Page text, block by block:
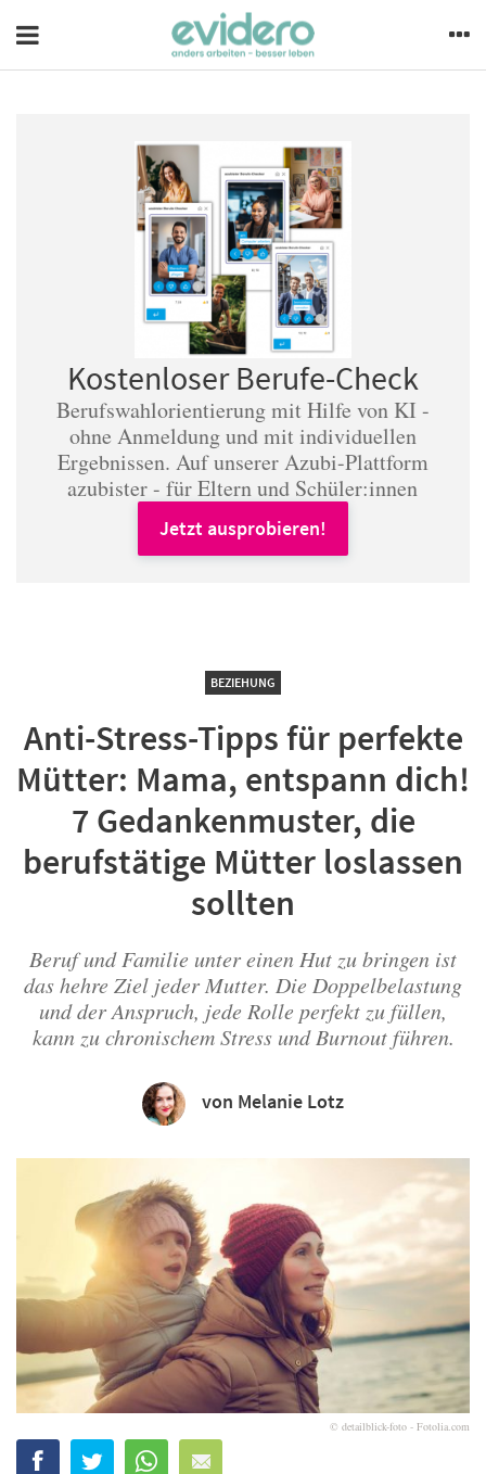
Kostenloser Berufe-Check
Berufswahlorientierung mit Hilfe von KI -
ohne Anmeldung und mit individuellen
Ergebnissen. Auf unserer Azubi-Plattform
azubister - für Eltern und Schüler:innen
Jetzt ausprobieren!
BEZIEHUNG
Anti-Stress-Tipps für perfekte
Mütter: Mama, entspann dich!
7 Gedankenmuster, die
berufstätige Mütter loslassen
sollten
Beruf und Familie unter einen Hut zu bringen ist
das hehre Ziel jeder Mutter. Die Doppelbelastung
und der Anspruch, jede Rolle perfekt zu füllen,
kann zu chronischem Stress und Burnout führen.
von Melanie Lotz
© detailblick-foto - Fotolia.com